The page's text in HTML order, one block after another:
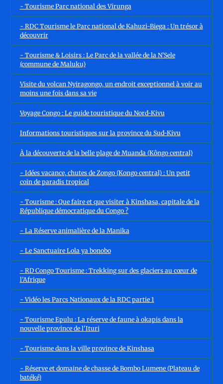
- Tourisme Parc national des Virunga
- RDC Tourisme le Parc national de Kahuzi-Biega : Un trésor à
découvrir
- Tourisme & Loisirs : Le Parc de la vallée de la N’Sele
(commune de Maluku)
Visite du volcan Nyiragongo, un endroit exceptionnel à voir au
moins une fois dans sa vie
Voyage Congo : Le guide touristique du Nord-Kivu
Informations touristiques sur la province du Sud-Kivu
À la découverte de la belle plage de Muanda (Kôngo central)
- Idées vacance, chutes de Zongo (Kongo central) : Un petit
coin de paradis tropical
- Tourisme : Que faire et que visiter à Kinshasa, capitale de la
République démocratique du Congo ?
- La Réserve animalière de la Manika
- Le Sanctuaire Lola ya bonobo
- RD Congo Tourisme : Trekking sur des glaciers au cœur de
l’Afrique
- Vidéo les Parcs Nationaux de la RDC partie 1
- Tourisme Epulu : La réserve de faune à okapis dans la
nouvelle province de l'Ituri
- Tourisme dans la ville province de Kinshasa
- Réserve et domaine de chasse de Bombo Lumene (Plateau de
batéké)